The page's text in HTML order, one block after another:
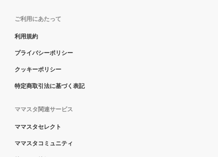
ご利用にあたって
利用規約
プライバシーポリシー
クッキーポリシー
特定商取引法に基づく表記
ママスタ関連サービス
ママスタセレクト
ママスタコミュニティ